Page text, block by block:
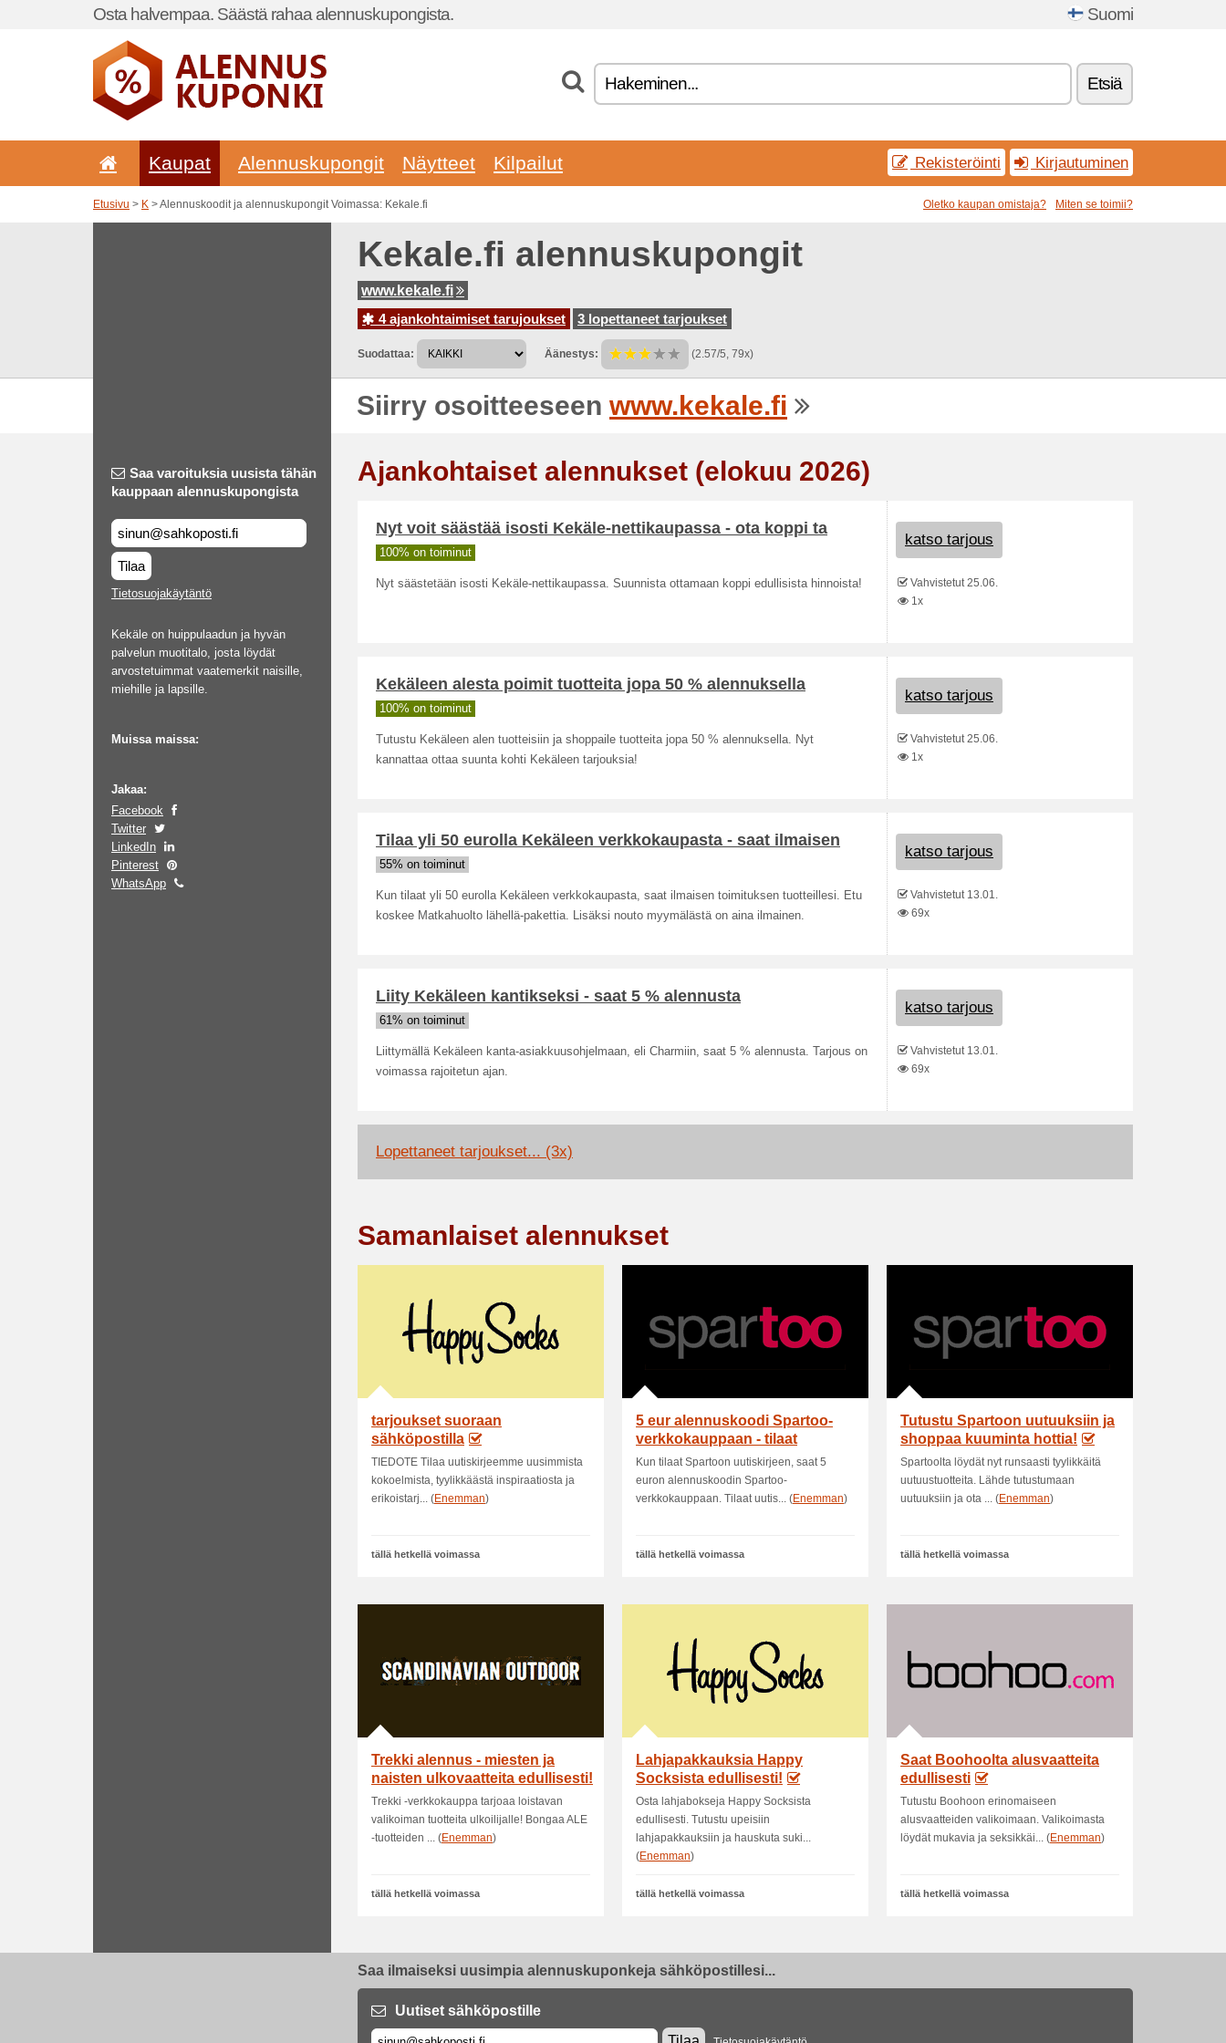
Osta halvempaa. Säästä rahaa alennuskupongista. Suomi
Etsiä
Kaupat Alennuskupongit Näytteet Kilpailut Rekisteröinti Kirjautuminen
Etusivu > K > Alennuskoodit ja alennuskupongit Voimassa: Kekale.fi Oletko kaupan omistaja? Miten se toimii?
Kekale.fi alennuskupongit
www.kekale.fi
4 ajankohtaimiset tarujoukset
3 lopettaneet tarjoukset
Suodattaa: Äänestys: (2.57/5, 79x)
Siirry osoitteeseen www.kekale.fi
Saa varoituksia uusista tähän
kauppaan alennuskupongista
Tilaa
Tietosuojakäytäntö
Kekäle on huippulaadun ja hyvän
palvelun muotitalo, josta löydät
arvostetuimmat vaatemerkit naisille,
miehille ja lapsille.
Muissa maissa:
Jakaa:
Facebook
Twitter
LinkedIn
Pinterest
WhatsApp
Ajankohtaiset alennukset (elokuu 2026)
Nyt voit säästää isosti Kekäle-nettikaupassa - ota koppi ta
100% on toiminut
Nyt säästetään isosti Kekäle-nettikaupassa. Suunnista ottamaan koppi edullisista hinnoista!
katso tarjous
Vahvistetut 25.06.
1x
Kekäleen alesta poimit tuotteita jopa 50 % alennuksella
100% on toiminut
Tutustu Kekäleen alen tuotteisiin ja shoppaile tuotteita jopa 50 % alennuksella. Nyt
kannattaa ottaa suunta kohti Kekäleen tarjouksia!
katso tarjous
Vahvistetut 25.06.
1x
Tilaa yli 50 eurolla Kekäleen verkkokaupasta - saat ilmaisen
55% on toiminut
Kun tilaat yli 50 eurolla Kekäleen verkkokaupasta, saat ilmaisen toimituksen tuotteillesi. Etu
koskee Matkahuolto lähellä-pakettia. Lisäksi nouto myymälästä on aina ilmainen.
katso tarjous
Vahvistetut 13.01.
69x
Liity Kekäleen kantikseksi - saat 5 % alennusta
61% on toiminut
Liittymällä Kekäleen kanta-asiakkuusohjelmaan, eli Charmiin, saat 5 % alennusta. Tarjous on
voimassa rajoitetun ajan.
katso tarjous
Vahvistetut 13.01.
69x
Lopettaneet tarjoukset... (3x)
Samanlaiset alennukset
tarjoukset suoraan
sähköpostilla
TIEDOTE Tilaa uutiskirjeemme uusimmista
kokoelmista, tyylikkäästä inspiraatiosta ja
erikoistarj... (Enemman)
tällä hetkellä voimassa
5 eur alennuskoodi Spartoo-
verkkokauppaan - tilaat
uutiskirj
Kun tilaat Spartoon uutiskirjeen, saat 5
euron alennuskoodin Spartoo-
verkkokauppaan. Tilaat uutis... (Enemman)
tällä hetkellä voimassa
Tutustu Spartoon uutuuksiin ja
shoppaa kuuminta hottia!
Spartoolta löydät nyt runsaasti tyylikkäitä
uutuustuotteita. Lähde tutustumaan
uutuuksiin ja ota ... (Enemman)
tällä hetkellä voimassa
Trekki alennus - miesten ja
naisten ulkovaatteita edullisesti!
Trekki -verkkokauppa tarjoaa loistavan
valikoiman tuotteita ulkoilijalle! Bongaa ALE
-tuotteiden ... (Enemman)
tällä hetkellä voimassa
Lahjapakkauksia Happy
Socksista edullisesti!
Osta lahjabokseja Happy Socksista
edullisesti. Tutustu upeisiin
lahjapakkauksiin ja hauskuta suki...
(Enemman)
tällä hetkellä voimassa
Saat Boohoolta alusvaatteita
edullisesti
Tutustu Boohoon erinomaiseen
alusvaatteiden valikoimaan. Valikoimasta
löydät mukavia ja seksikkäi... (Enemman)
tällä hetkellä voimassa
Saa ilmaiseksi uusimpia alennuskuponkeja sähköpostillesi...
Uutiset sähköpostille